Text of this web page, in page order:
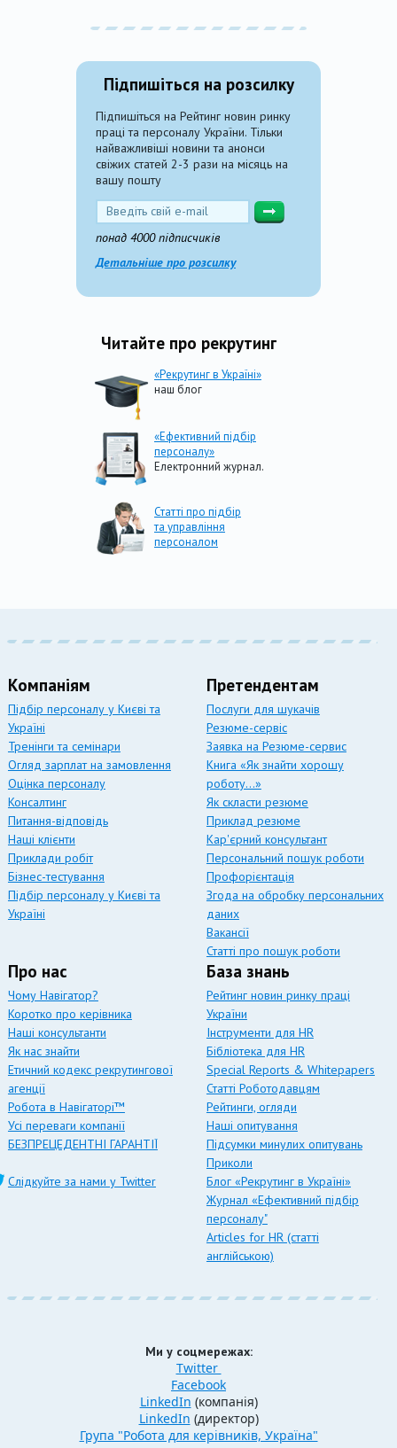
Підпишіться на розсилку
Підпишіться на Рейтинг новин ринку
праці та персоналу України. Тільки
найважливіші новини та анонси
свіжих статей 2-3 рази на місяць на
вашу пошту
понад 4000 підписчиків
Детальніше про розсилку
Читайте про рекрутинг
«Рекрутинг в Україні»
наш блог
«Ефективний підбір
персоналу»
Електронний журнал.
Статті про підбір
та управління
персоналом
Компаніям
Підбір персоналу у Києві та
Україні
Тренінги та семінари
Огляд зарплат на замовлення
Оцінка персоналу
Консалтинг
Питання-відповідь
Наші клієнти
Приклади робіт
Бізнес-тестування
Підбір персоналу у Києві та
Україні
Претендентам
Послуги для шукачів
Резюме-сервіс
Заявка на Резюме-сервис
Книга «Як знайти хорошу
роботу…»
Як скласти резюме
Приклад резюме
Кар'єрний консультант
Персональний пошук роботи
Профорієнтація
Згода на обробку персональних
даних
Вакансії
Статті про пошук роботи
Про нас
Чому Навігатор?
Коротко про керівника
Наші консультанти
Як нас знайти
Етичний кодекс рекрутингової
агенції
Робота в Навігаторі™
Усі переваги компанії
БЕЗПРЕЦЕДЕНТНІ ГАРАНТІЇ
Слідкуйте за нами у Twitter
База знань
Рейтинг новин ринку праці
України
Інструменти для HR
Бібліотека для HR
Special Reports & Whitepapers
Статті Роботодавцям
Рейтинги, огляди
Наші опитування
Підсумки минулих опитувань
Приколи
Блог «Рекрутинг в Україні»
Журнал «Ефективний підбір
персоналу"
Articles for HR (статті
англійською)
Ми у соцмережах:
Twitter
Facebook
LinkedIn (компанія)
LinkedIn (директор)
Група "Робота для керівників, Україна"